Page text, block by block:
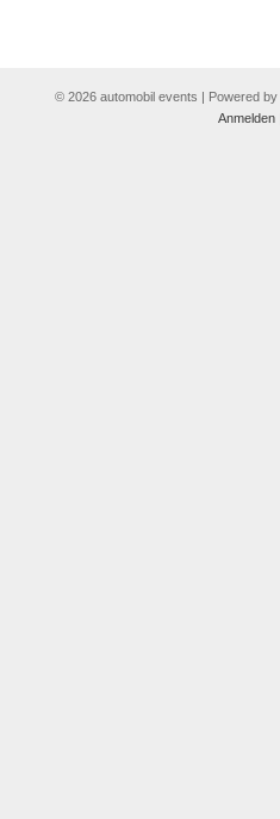
© 2026 automobil events | Powered by
Anmelden|